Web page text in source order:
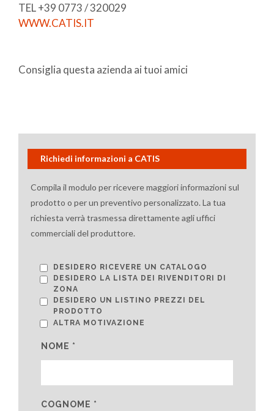
TEL +39 0773 / 320029
WWW.CATIS.IT
Consiglia questa azienda ai tuoi amici
Richiedi informazioni a CATIS
Compila il modulo per ricevere maggiori informazioni sul
prodotto o per un preventivo personalizzato. La tua
richiesta verrà trasmessa direttamente agli uffici
commerciali del produttore.
DESIDERO RICEVERE UN CATALOGO
DESIDERO LA LISTA DEI RIVENDITORI DI
ZONA
DESIDERO UN LISTINO PREZZI DEL
PRODOTTO
ALTRA MOTIVAZIONE
NOME *
COGNOME *